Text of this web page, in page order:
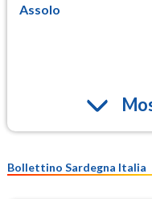
Assolo
Bollettino Sardegna Italia